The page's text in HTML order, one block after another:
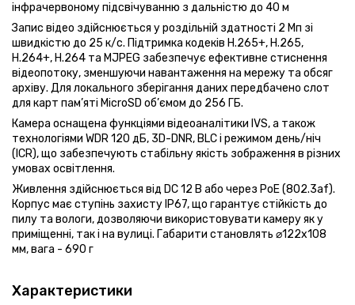
інфрачервоному підсвічуванню з дальністю до 40 м
Запис відео здійснюється у роздільній здатності 2 Мп зі
швидкістю до 25 к/с. Підтримка кодеків H.265+, H.265,
H.264+, H.264 та MJPEG забезпечує ефективне стиснення
відеопотоку, зменшуючи навантаження на мережу та обсяг
архіву. Для локального зберігання даних передбачено слот
для карт пам’яті MicroSD об’ємом до 256 ГБ.
Камера оснащена функціями відеоаналітики IVS, а також
технологіями WDR 120 дБ, 3D-DNR, BLC і режимом день/ніч
(ICR), що забезпечують стабільну якість зображення в різних
умовах освітлення.
Живлення здійснюється від DC 12 В або через PoE (802.3af).
Корпус має ступінь захисту IP67, що гарантує стійкість до
пилу та вологи, дозволяючи використовувати камеру як у
приміщенні, так і на вулиці. Габарити становлять ⌀122x108
мм, вага - 690 г
Характеристики